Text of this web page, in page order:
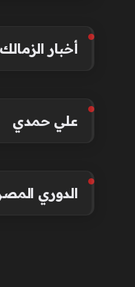
أخبار الزمالك
علي حمدي
الدوري